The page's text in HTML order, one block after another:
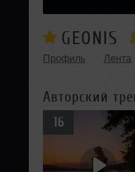
GEONIS
Профиль Лента
Авторский
16